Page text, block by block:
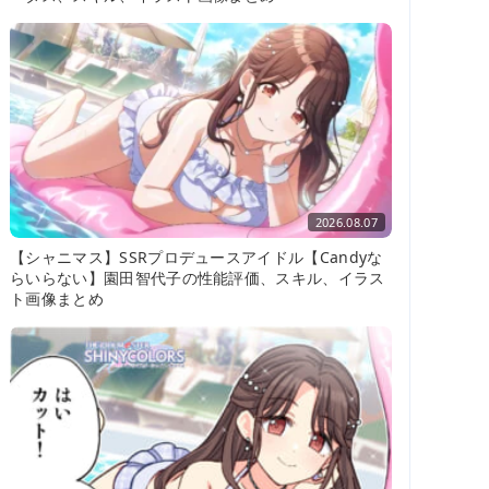
2026.08.07
【シャニマス】SSRプロデュースアイドル【Candyな
らいらない】園田智代子の性能評価、スキル、イラス
ト画像まとめ